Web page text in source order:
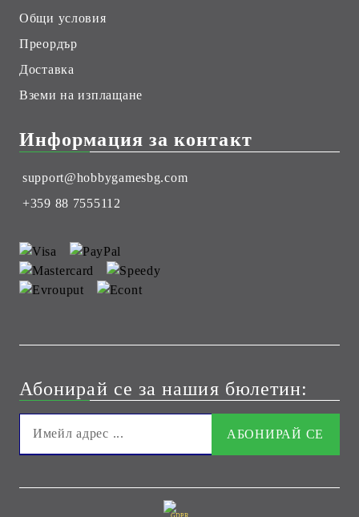
Общи условия
Преордър
Доставка
Вземи на изплащане
Информация за контакт
support@hobbygamesbg.com
+359 88 7555112
Абонирай се за нашия бюлетин: